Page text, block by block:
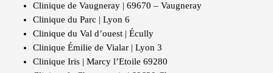
Clinique de Vaugneray | 69670 – Vaugneray
Clinique du Parc | Lyon 6
Clinique du Val d’ouest | Écully
Clinique Émilie de Vialar | Lyon 3
Clinique Iris | Marcy l’Etoile 69280